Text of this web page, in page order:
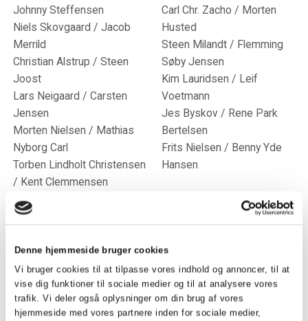
Denne hjemmeside bruger cookies
Vi bruger cookies til at tilpasse vores indhold og annoncer, til at
vise dig funktioner til sociale medier og til at analysere vores
trafik. Vi deler også oplysninger om din brug af vores
hjemmeside med vores partnere inden for sociale medier,
Johnny Steffensen
Niels Skovgaard / Jacob
Merrild
Christian Alstrup / Steen
Joost
Lars Neigaard / Carsten
Jensen
Morten Nielsen / Mathias
Nyborg Carl
Torben Lindholt Christensen
/ Kent Clemmensen
Carl Chr. Zacho / Morten
Husted
Steen Milandt / Flemming
Søby Jensen
Kim Lauridsen / Leif
Voetmann
Jes Byskov / Rene Park
Bertelsen
Frits Nielsen / Benny Yde
Hansen